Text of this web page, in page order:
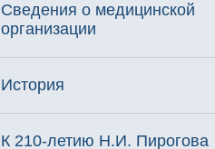
Сведения о медицинской
организации
История
К 210-летию Н.И. Пирогова